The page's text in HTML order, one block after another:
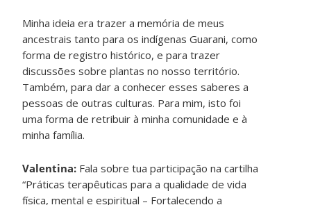
Minha ideia era trazer a memória de meus
ancestrais tanto para os indígenas Guarani, como
forma de registro histórico, e para trazer
discussões sobre plantas no nosso território.
Também, para dar a conhecer esses saberes a
pessoas de outras culturas. Para mim, isto foi
uma forma de retribuir à minha comunidade e à
minha família.
Valentina: Fala sobre tua participação na cartilha
“Práticas terapêuticas para a qualidade de vida
física, mental e espiritual – Fortalecendo a